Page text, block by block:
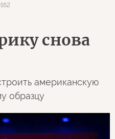
снова
американскую
образцу